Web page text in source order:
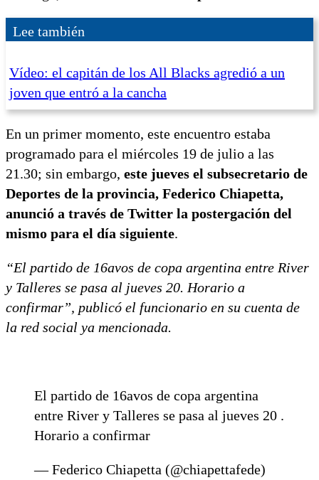
Lee también
Vídeo: el capitán de los All Blacks agredió a un
joven que entró a la cancha
En un primer momento, este encuentro estaba
programado para el miércoles 19 de julio a las
21.30; sin embargo, este jueves el subsecretario de
Deportes de la provincia, Federico Chiapetta,
anunció a través de Twitter la postergación del
mismo para el día siguiente.
“El partido de 16avos de copa argentina entre River
y Talleres se pasa al jueves 20. Horario a
confirmar”, publicó el funcionario en su cuenta de
la red social ya mencionada.
El partido de 16avos de copa argentina
entre River y Talleres se pasa al jueves 20 .
Horario a confirmar
— Federico Chiapetta (@chiapettafede)